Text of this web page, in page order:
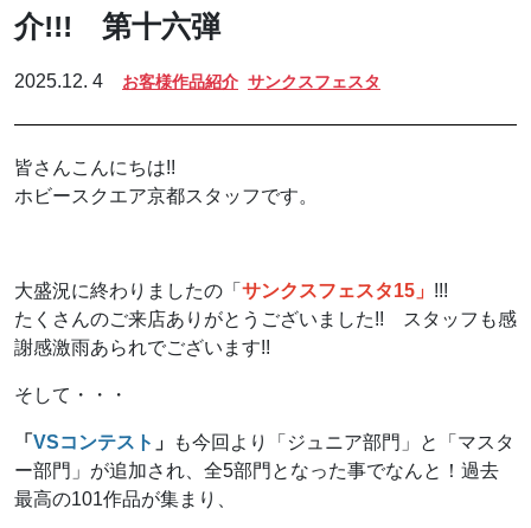
介!!! 第十六弾
2025.12. 4 お客様作品紹介 サンクスフェスタ
皆さんこんにちは!!
ホビースクエア京都スタッフです。
大盛況に終わりましたの「 サンクスフェスタ15」 !!!
たくさんのご来店ありがとうございました!! スタッフも感
謝感激雨あられでございます!!
そして・・・
「 VSコンテスト 」 も今回より「ジュニア部門」と「マスタ
ー部門」が追加され、全5部門となった事でなんと！ 過去
最高の101作品が集まり、